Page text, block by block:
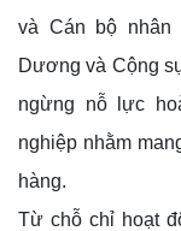
và Cán bộ nhân
Dương và Cộng
ngừng nỗ lực
nghiệp nhằm
hàng.
Từ chỗ chỉ hoạt